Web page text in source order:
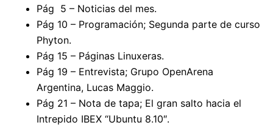
Pág 5 – Noticias del mes.
Pág 10 – Programación; Segunda parte de curso
Phyton.
Pág 15 – Páginas Linuxeras.
Pág 19 – Entrevista; Grupo OpenArena
Argentina, Lucas Maggio.
Pág 21 – Nota de tapa; El gran salto hacia el
Intrepido IBEX “Ubuntu 8.10″.